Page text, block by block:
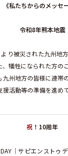
《私たちからのメッセ
令和8年熊本地震
り被災された九州地
、犠牲になられた方の
九州地方の皆様に連帯
活動等の準備を進めて
祝 ！10周年
｜サピエンストゥ